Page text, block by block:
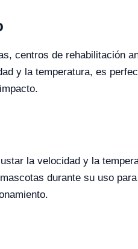
centros de rehabilitación
y la temperatura, es
la velocidad y la
durante su uso